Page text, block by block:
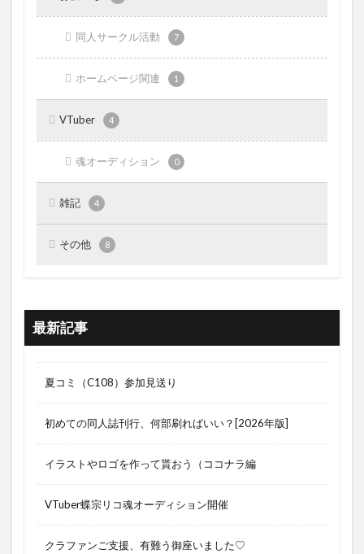
同人サークル活動 7
ホームページ関連 1
VTuber 4
魂オーディション 0
雑記 4
その他 8
最新記事
夏コミ（C108）参加見送り
初めての同人誌刊行、何部刷ればいい？[2026年版]
イラストやロゴを作って貰おう（ココナラ編
VTuber蝶宗リコ魂オーディション開催
クラファンご支援、有難う御座いました♡